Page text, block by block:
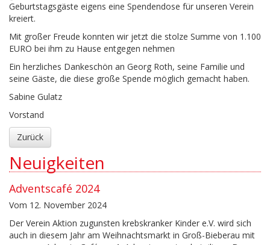
Geburtstagsgäste eigens eine Spendendose für unseren Verein
kreiert.
Mit großer Freude konnten wir jetzt die stolze Summe von 1.100
EURO bei ihm zu Hause entgegen nehmen
Ein herzliches Dankeschön an Georg Roth, seine Familie und
seine Gäste, die diese große Spende möglich gemacht haben.
Sabine Gulatz
Vorstand
Zurück
Neuigkeiten
Adventscafé 2024
Vom 12. November 2024
Der Verein Aktion zugunsten krebskranker Kinder e.V. wird sich
auch in diesem Jahr am Weihnachtsmarkt in Groß-Bieberau mit